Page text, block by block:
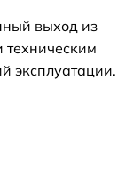
выход из
техническим
эксплуатации.